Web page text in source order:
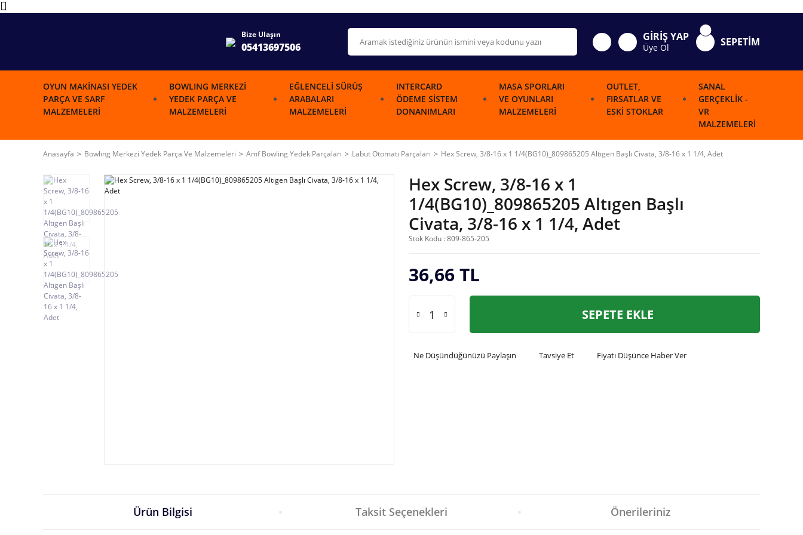
Bize Ulaşın
05413697506
GİRİŞ YAP
Üye Ol SEPETİM
OYUN MAKINASI YEDEK
PARÇA VE SARF
MALZEMELERI
BOWLING MERKEZI
YEDEK PARÇA VE
MALZEMELERI
EĞLENCELI SÜRÜŞ
ARABALARI
MALZEMELERI
INTERCARD
ÖDEME SISTEM
DONANIMLARI
MASA SPORLARI
VE OYUNLARI
MALZEMELERI
OUTLET,
FIRSATLAR VE
ESKI STOKLAR
SANAL
GERÇEKLIK -
VR
MALZEMELERI
Anasayfa Bowlıng Merkezi Yedek Parça Ve Malzemeleri Amf Bowling Yedek Parçaları Labut Otomatı Parçaları Hex Screw, 3/8-16 x 1 1/4(BG10)_809865205 Altıgen Başlı Civata, 3/8-16 x 1 1/4, Adet
Hex Screw, 3/8-16 x 1
1/4(BG10)_809865205 Altıgen Başlı
Civata, 3/8-16 x 1 1/4, Adet
Stok Kodu : 809-865-205
36,66 TL
SEPETE EKLE
Ne Düşündüğünüzü Paylaşın Tavsiye Et Fiyatı Düşünce Haber Ver
Ürün Bilgisi Taksit Seçenekleri Önerileriniz